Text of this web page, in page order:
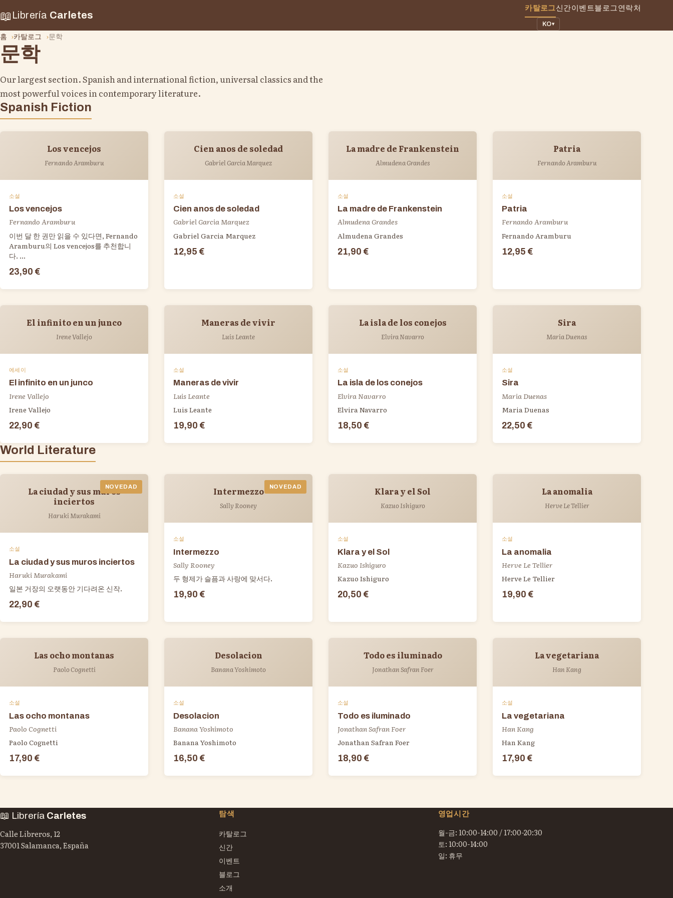
📖 Librería Carletes
카탈로그신간이벤트블로그 연락처
KO▾
홈 카탈로그 문학
문학
Our largest section. Spanish and international fiction, universal classics and the
most powerful voices in contemporary literature.
Spanish Fiction
Los vencejos
Fernando Aramburu
소설
Los vencejos
Fernando Aramburu
이번 달 한 권만 읽을 수 있다면, Fernando
Aramburu의 Los vencejos를 추천합니
다. ...
23,90 €
Cien anos de soledad
Gabriel Garcia Marquez
소설
Cien anos de soledad
Gabriel Garcia Marquez
Gabriel Garcia Marquez
12,95 €
La madre de Frankenstein
Almudena Grandes
소설
La madre de Frankenstein
Almudena Grandes
Almudena Grandes
21,90 €
Patria
Fernando Aramburu
소설
Patria
Fernando Aramburu
Fernando Aramburu
12,95 €
El infinito en un junco
Irene Vallejo
에세이
El infinito en un junco
Irene Vallejo
Irene Vallejo
22,90 €
Maneras de vivir
Luis Leante
소설
Maneras de vivir
Luis Leante
Luis Leante
19,90 €
La isla de los conejos
Elvira Navarro
소설
La isla de los conejos
Elvira Navarro
Elvira Navarro
18,50 €
Sira
Maria Duenas
소설
Sira
Maria Duenas
Maria Duenas
22,50 €
World Literature
NOVEDAD
La ciudad y sus muros
inciertos
Haruki Murakami
소설
La ciudad y sus muros inciertos
Haruki Murakami
일본 거장의 오랫동안 기다려온 신작.
22,90 €
NOVEDAD
Intermezzo
Sally Rooney
소설
Intermezzo
Sally Rooney
두 형제가 슬픔과 사랑에 맞서다.
19,90 €
Klara y el Sol
Kazuo Ishiguro
소설
Klara y el Sol
Kazuo Ishiguro
Kazuo Ishiguro
20,50 €
La anomalia
Herve Le Tellier
소설
La anomalia
Herve Le Tellier
Herve Le Tellier
19,90 €
Las ocho montanas
Paolo Cognetti
소설
Las ocho montanas
Paolo Cognetti
Paolo Cognetti
17,90 €
Desolacion
Banana Yoshimoto
소설
Desolacion
Banana Yoshimoto
Banana Yoshimoto
16,50 €
Todo es iluminado
Jonathan Safran Foer
소설
Todo es iluminado
Jonathan Safran Foer
Jonathan Safran Foer
18,90 €
La vegetariana
Han Kang
소설
La vegetariana
Han Kang
Han Kang
17,90 €
📖 Librería Carletes
Calle Libreros, 12
37001 Salamanca, España
탐색
카탈로그
신간
이벤트
블로그
소개
영업시간
월-금: 10:00-14:00 / 17:00-20:30
토: 10:00-14:00
일: 휴무